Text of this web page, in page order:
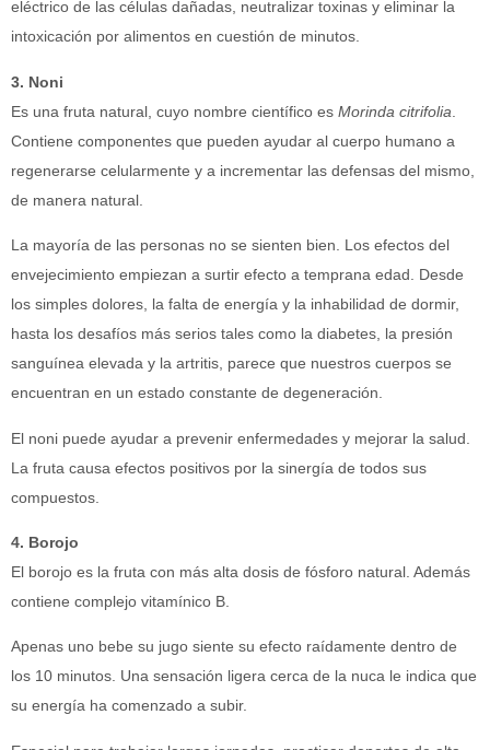
eléctrico de las células dañadas, neutralizar toxinas y eliminar la
intoxicación por alimentos en cuestión de minutos.
3. Noni
Es una fruta natural, cuyo nombre científico es Morinda citrifolia
Contiene componentes que pueden ayudar al cuerpo humano a
regenerarse celularmente y a incrementar las defensas del mismo,
de manera natural.
La mayoría de las personas no se sienten bien. Los efectos del
envejecimiento empiezan a surtir efecto a temprana edad. Desde
los simples dolores, la falta de energía y la inhabilidad de dormir,
hasta los desafíos más serios tales como la diabetes, la presión
sanguínea elevada y la artritis, parece que nuestros cuerpos se
encuentran en un estado constante de degeneración.
El noni puede ayudar a prevenir enfermedades y mejorar la salud.
La fruta causa efectos positivos por la sinergía de todos sus
compuestos.
4. Borojo
El borojo es la fruta con más alta dosis de fósforo natural. Además
contiene complejo vitamínico B.
Apenas uno bebe su jugo siente su efecto raídamente dentro de
los 10 minutos. Una sensación ligera cerca de la nuca le indica que
su energía ha comenzado a subir.